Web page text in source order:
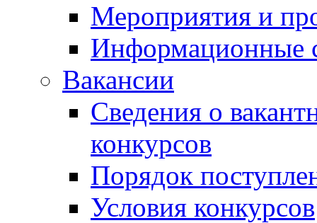
Мероприятия и
Информационные
Вакансии
Сведения о
конкурсов
Порядок
Условия конкурсов